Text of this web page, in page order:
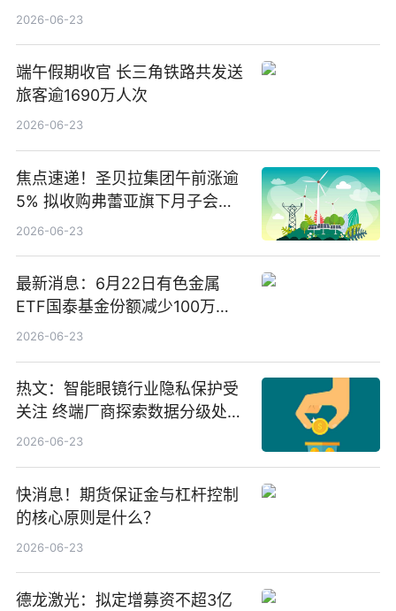
2026-06-23
端午假期收官 长三角铁路共发送
旅客逾1690万人次
2026-06-23
焦点速递！圣贝拉集团午前涨逾
5% 拟收购弗蕾亚旗下月子会所
业务少数股权
2026-06-23
最新消息：6月22日有色金属
ETF国泰基金份额减少100万
份，重仓股紫金矿业、洛阳钼
2026-06-23
热文：智能眼镜行业隐私保护受
关注 终端厂商探索数据分级处理
等方案
2026-06-23
快消息！期货保证金与杠杆控制
的核心原则是什么？
2026-06-23
德龙激光：拟定增募资不超3亿